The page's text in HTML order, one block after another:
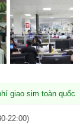
giao sim toàn quốc
22:00)